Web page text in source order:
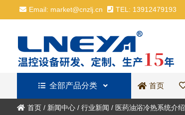
Email: market@cnzlj.cn TEL: 13912479193
全部产品分类 首页
首页/ 新闻中心/ 行业新闻 / 医药油浴冷热系统介绍